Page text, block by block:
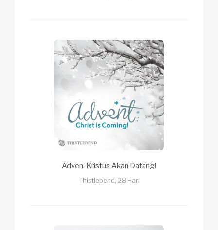
Adven: Kristus Akan Datang!
Thistlebend, 28 Hari